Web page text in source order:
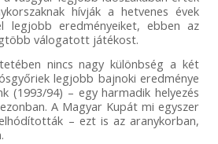
hívják a hetvenes évek
legjobb eredményeiket, ebben az
válogatott játékost.
nincs nagy különbség a két
legjobb bajnoki eredménye
(1993/94) – egy harmadik helyezés
A Magyar Kupát mi egyszer
– ezt is az aranykorban,